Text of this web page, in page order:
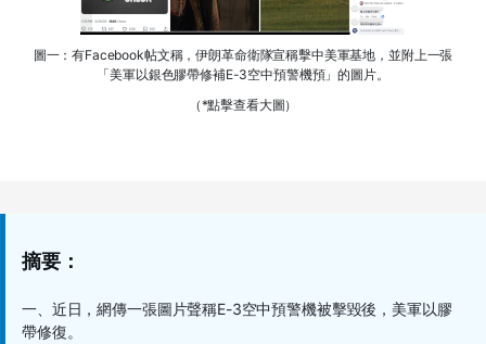
圖一：有Facebook帖文稱，伊朗革命衛隊宣稱擊中美軍基地，並附上一張
「美軍以銀色膠帶修補E-3空中預警機預」的圖片。
（*點擊查看大圖）
摘要：
一、近日，網傳一張圖片聲稱E-3空中預警機被擊毀後，美軍以膠
帶修復。